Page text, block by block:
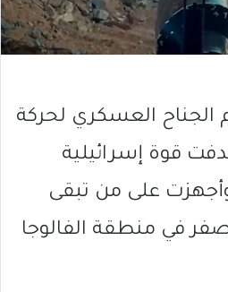
الجناح العسكري لحركة
قوة إسرائيلية
وأجهزت على من تبقى
في منطقة الفالوجا